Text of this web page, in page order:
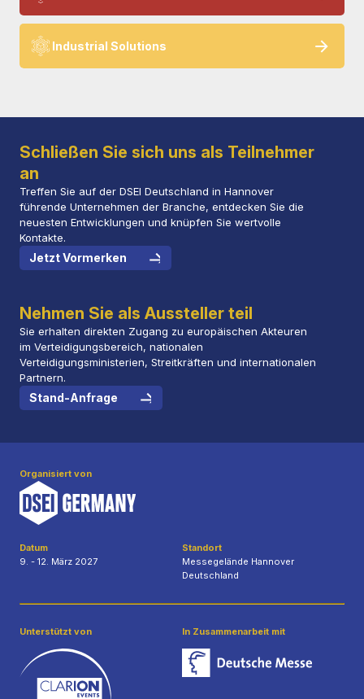
Industrial Solutions
Schließen Sie sich uns als Teilnehmer
an
Treffen Sie auf der DSEI Deutschland in Hannover
führende Unternehmen der Branche, entdecken Sie die
neuesten Entwicklungen und knüpfen Sie wertvolle
Kontakte.
Jetzt Vormerken
Nehmen Sie als Aussteller teil
Sie erhalten direkten Zugang zu europäischen Akteuren
im Verteidigungsbereich, nationalen
Verteidigungsministerien, Streitkräften und internationalen
Partnern.
Stand-Anfrage
Organisiert von
Datum
9. - 12. März 2027
Standort
Messegelände Hannover
Deutschland
Unterstützt von In Zusammenarbeit mit